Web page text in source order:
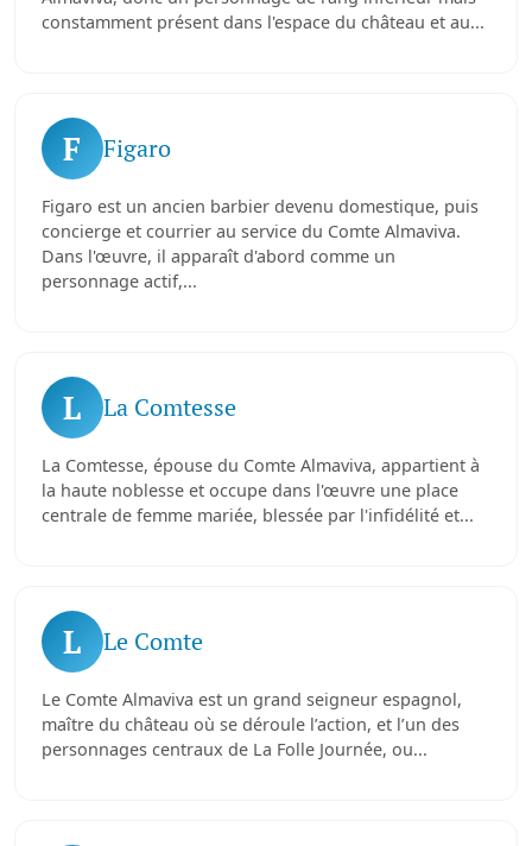
constamment présent dans l'espace du château et au...
F Figaro
Figaro est un ancien barbier devenu domestique, puis
concierge et courrier au service du Comte Almaviva.
Dans l'œuvre, il apparaît d'abord comme un
personnage actif,...
L La Comtesse
La Comtesse, épouse du Comte Almaviva, appartient à
la haute noblesse et occupe dans l'œuvre une place
centrale de femme mariée, blessée par l'infidélité et...
L Le Comte
Le Comte Almaviva est un grand seigneur espagnol,
maître du château où se déroule l’action, et l’un des
personnages centraux de La Folle Journée, ou...